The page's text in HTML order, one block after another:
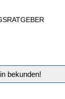
bekunden!